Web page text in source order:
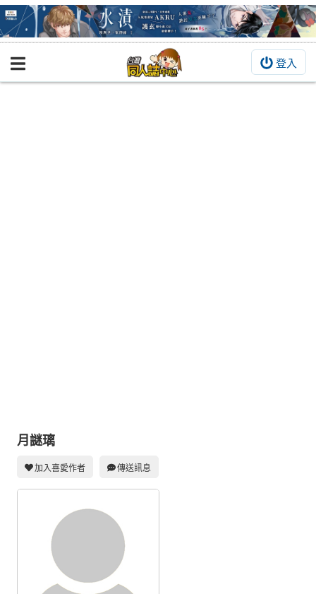
登入
BOOKY書集倉庫
攤位轉讓區
會員功能選單
會員中心
月謎璃
加入喜愛作者 傳送訊息